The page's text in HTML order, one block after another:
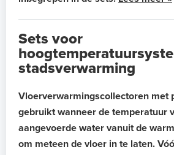
Sets voor
stadsverwarming
Vloerverwarmingscollectoren met
gebruikt wanneer de temperatuur
aangevoerde water vanuit de
om meteen de vloer in te laten.